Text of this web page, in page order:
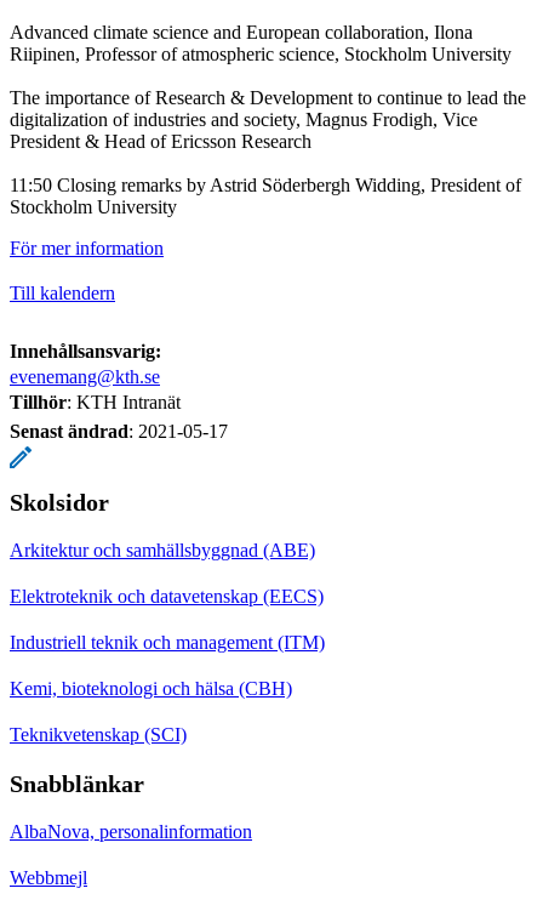
Advanced climate science and European collaboration, Ilona
Riipinen, Professor of atmospheric science, Stockholm University
The importance of Research & Development to continue to lead the
digitalization of industries and society, Magnus Frodigh, Vice
President & Head of Ericsson Research
11:50 Closing remarks by Astrid Söderbergh Widding, President of
Stockholm University
För mer information
Till kalendern
Innehållsansvarig:
evenemang@kth.se
Tillhör: KTH Intranät
Senast ändrad: 2021-05-17
Skolsidor
Arkitektur och samhällsbyggnad (ABE)
Elektroteknik och datavetenskap (EECS)
Industriell teknik och management (ITM)
Kemi, bioteknologi och hälsa (CBH)
Teknikvetenskap (SCI)
Snabblänkar
AlbaNova, personalinformation
Webbmejl